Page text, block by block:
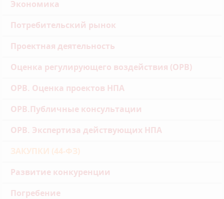
Экономика
Потребительский рынок
Проектная деятельность
Оценка регулирующего воздействия (ОРВ)
ОРВ. Оценка проектов НПА
ОРВ.Публичные консультации
ОРВ. Экспертиза действующих НПА
ЗАКУПКИ (44-ФЗ)
Развитие конкуренции
Погребение